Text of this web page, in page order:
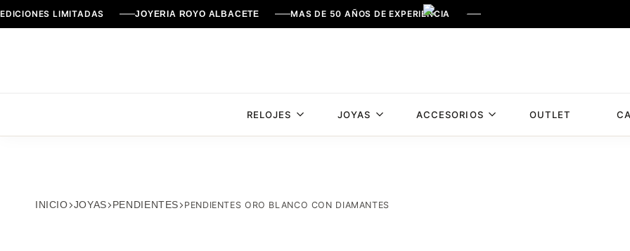
EDICIONES LIMITADAS JOYERIA ROYO ALBACETE MAS DE 50 AÑOS DE EXPERIENCIA
RELOJES JOYAS ACCESORIOS OUTLET
INICIO JOYAS PENDIENTES PENDIENTES ORO BLANCO CON DIAMANTES